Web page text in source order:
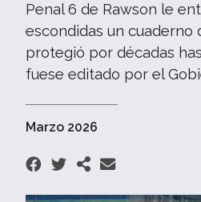
Penal 6 de Rawson le
escondidas un cuaderno
protegió por décadas
fuese editado por el
Marzo 2026